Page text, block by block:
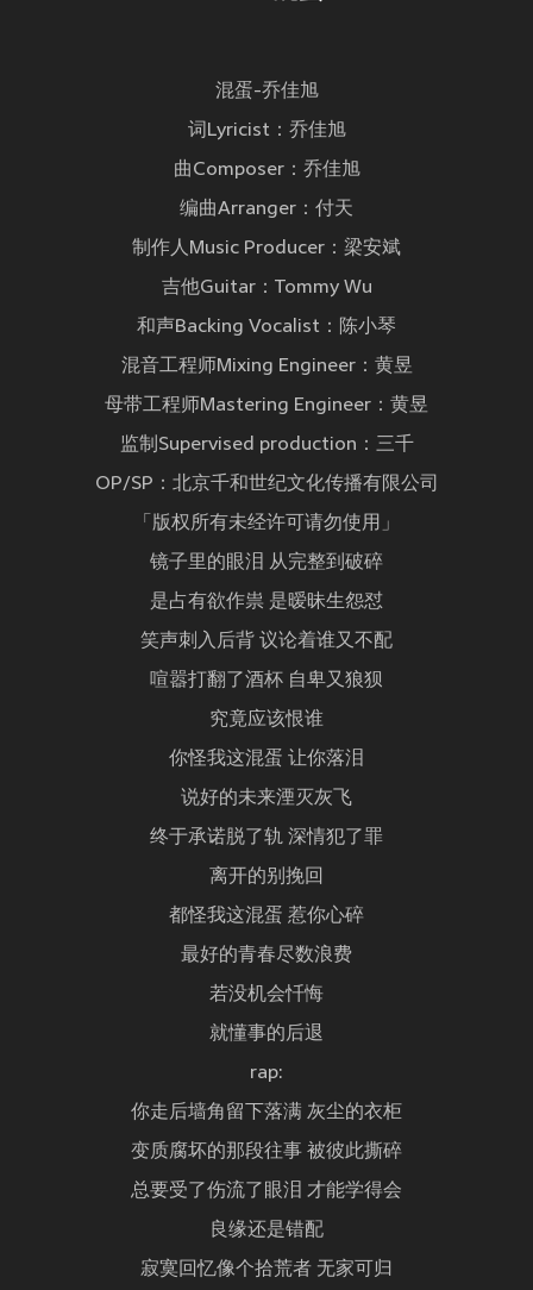
混蛋-乔佳旭
词Lyricist：乔佳旭
曲Composer：乔佳旭
编曲Arranger：付天
制作人Music Producer：梁安斌
吉他Guitar：Tommy Wu
和声Backing Vocalist：陈小琴
混音工程师Mixing Engineer：黄昱
母带工程师Mastering Engineer：黄昱
监制Supervised production：三千
OP/SP：北京千和世纪文化传播有限公司
「版权所有未经许可请勿使用」
镜子里的眼泪 从完整到破碎
是占有欲作祟 是暧昧生怨怼
笑声刺入后背 议论着谁又不配
喧嚣打翻了酒杯 自卑又狼狈
究竟应该恨谁
你怪我这混蛋 让你落泪
说好的未来湮灭灰飞
终于承诺脱了轨 深情犯了罪
离开的别挽回
都怪我这混蛋 惹你心碎
最好的青春尽数浪费
若没机会忏悔
就懂事的后退
rap:
你走后墙角留下落满 灰尘的衣柜
变质腐坏的那段往事 被彼此撕碎
总要受了伤流了眼泪 才能学得会
良缘还是错配
寂寞回忆像个拾荒者 无家可归